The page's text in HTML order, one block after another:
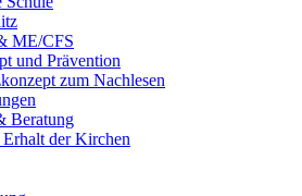
ME/CFS
und Prävention
zum Nachlesen
Beratung
der Kirchen